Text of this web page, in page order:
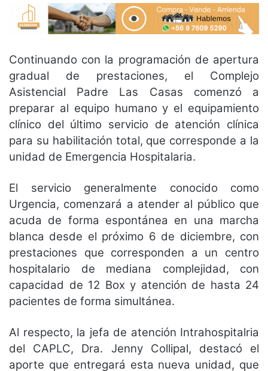
Continuando con la programación de apertura
gradual de prestaciones, el Complejo
Asistencial Padre Las Casas comenzó a
preparar al equipo humano y el equipamiento
clínico del último servicio de atención clínica
para su habilitación total, que corresponde a la
unidad de Emergencia Hospitalaria.
El servicio generalmente conocido como
Urgencia, comenzará a atender al público que
acuda de forma espontánea en una marcha
blanca desde el próximo 6 de diciembre, con
prestaciones que corresponden a un centro
hospitalario de mediana complejidad, con
capacidad de 12 Box y atención de hasta 24
pacientes de forma simultánea.
Al respecto, la jefa de atención Intrahospitalria
del CAPLC, Dra. Jenny Collipal, destacó el
aporte que entregará esta nueva unidad, que